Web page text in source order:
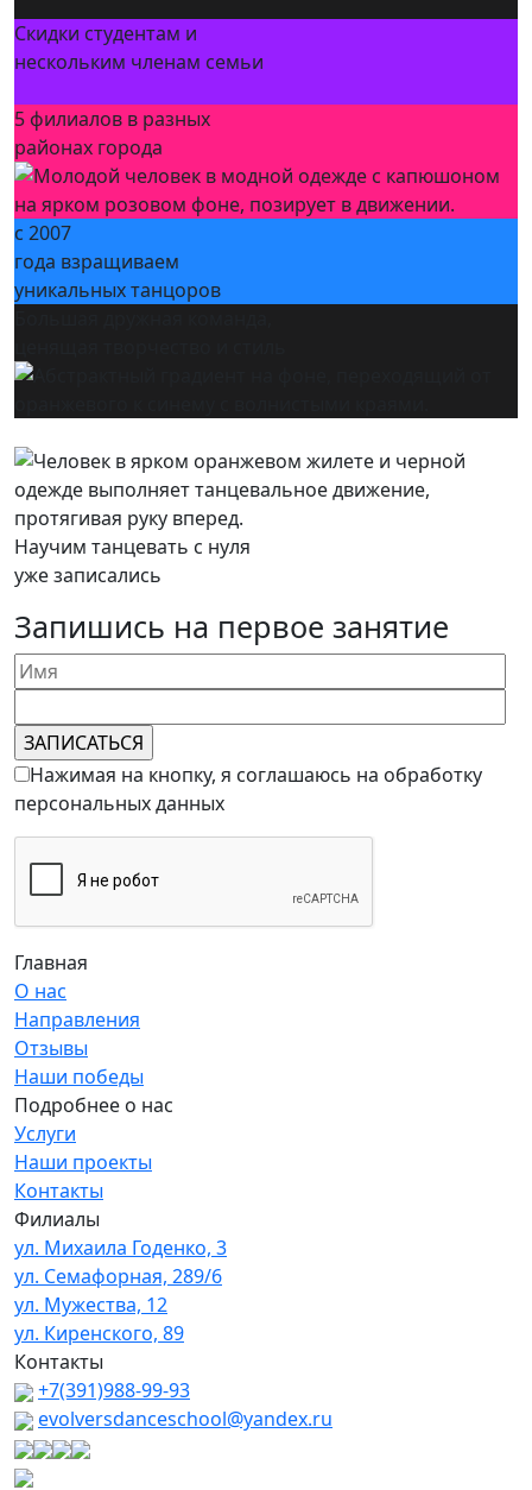
Скидки студентам и
нескольким членам семьи
5 филиалов в разных
районах города
с 2007
года взращиваем
уникальных танцоров
Научим танцевать с нуля
уже записались
Запишись на первое занятие
Нажимая на кнопку, я соглашаюсь на обработку
персональных данных
Главная
О нас
Направления
Отзывы
Наши победы
Подробнее о нас
Услуги
Наши проекты
Контакты
Филиалы
ул. Михаила Годенко, 3
ул. Семафорная, 289/6
ул. Мужества, 12
ул. Киренского, 89
Контакты
+7(391)988-99-93
evolversdanceschool@yandex.ru